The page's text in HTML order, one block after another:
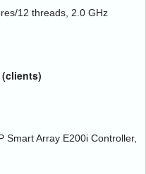
12 threads, 2.0 GHz
(clients)
Smart Array E200i Controller,